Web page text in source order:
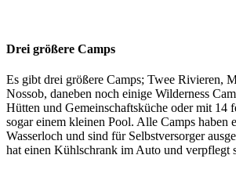
Drei größere Camps
Es gibt drei größere Camps; Twee Rivieren,
Nossob, daneben noch einige Wilderness
Hütten und Gemeinschaftsküche oder mit 14
sogar einem kleinen Pool. Alle Camps haben
Wasserloch und sind für Selbstversorger
hat einen Kühlschrank im Auto und verpflegt